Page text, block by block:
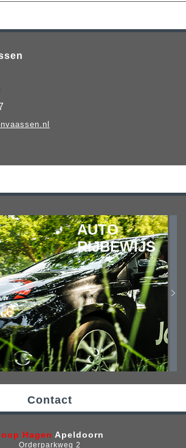
AUTO
RIJBEWIJS
Contact
Hagen Apeldoorn
Orderparkweg 2